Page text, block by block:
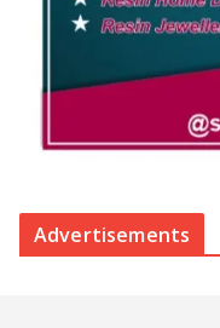
Advertisements